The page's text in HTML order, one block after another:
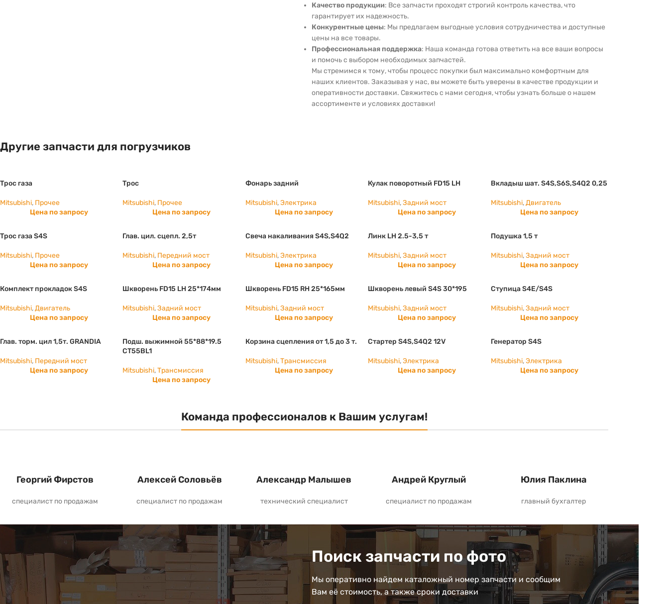
Качество продукции: Все запчасти проходят строгий контроль качества, что
гарантирует их надежность.
Конкурентные цены: Мы предлагаем выгодные условия сотрудничества и доступные
цены на все товары.
Профессиональная поддержка: Наша команда готова ответить на все ваши вопросы
и помочь с выбором необходимых запчастей.
Мы стремимся к тому, чтобы процесс покупки был максимально комфортным для
наших клиентов. Заказывая у нас, вы можете быть уверены в качестве продукции и
оперативности доставки. Свяжитесь с нами сегодня, чтобы узнать больше о нашем
ассортименте и условиях доставки!
Другие запчасти для погрузчиков
Трос газа
Mitsubishi, Прочее
Цена по запросу
Трос
Mitsubishi, Прочее
Цена по запросу
Фонарь задний
Mitsubishi,Электрика
Цена по запросу
Кулак поворотный FD15 LH
Mitsubishi,Задний мост
Цена по запросу
Вкладыш шат. S4S,S6S,S4Q2 0,25
Mitsubishi, Двигатель
Цена по запросу
Трос газа S4S
Mitsubishi, Прочее
Цена по запросу
Глав. цил. сцепл. 2,5т
Mitsubishi, Передний мост
Цена по запросу
Свеча накаливания S4S,S4Q2
Mitsubishi,Электрика
Цена по запросу
Линк LH 2.5-3,5 т
Mitsubishi,Задний мост
Цена по запросу
Подушка 1,5 т
Mitsubishi, Задний мост
Цена по запросу
Комплект прокладок S4S
Mitsubishi,Двигатель
Цена по запросу
Шкворень FD15 LH 25*174мм
Mitsubishi,Задний мост
Цена по запросу
Шкворень FD15 RH 25*165мм
Mitsubishi,Задний мост
Цена по запросу
Шкворень левый S4S 30*195
Mitsubishi,Задний мост
Цена по запросу
Ступица S4E/S4S
Mitsubishi, Задний мост
Цена по запросу
Глав. торм. цил 1,5т. GRANDIA
Mitsubishi, Передний мост
Цена по запросу
Подш. выжимной 55*88*19.5
CT55BL1
Mitsubishi,Трансмиссия
Цена по запросу
Корзина сцепления от 1,5 до 3 т.
Mitsubishi,Трансмиссия
Цена по запросу
Стартер S4S,S4Q2 12V
Mitsubishi,Электрика
Цена по запросу
Генератор S4S
Mitsubishi, Электрика
Цена по запросу
Команда профессионалов к Вашим услугам!
Георгий Фирстов
специалист по продажам
Алексей Соловьёв
специалист по продажам
Александр Малышев
технический специалист
Андрей Круглый
специалист по продажам
Юлия Паклина
главный бухгалтер
Поиск запчасти по фото
Мы оперативно найдем каталожный номер запчасти и сообщим
Вам её стоимость, а также сроки доставки